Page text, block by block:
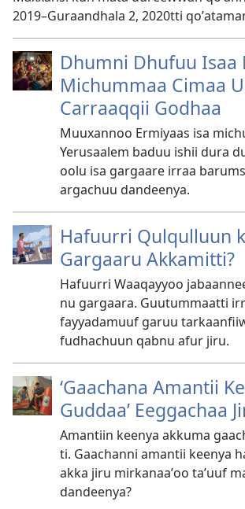
2019–Guraandhala 2, 2020tti
Dhumni Dhufuu Isaa
Michummaa Cimaa
Carraaqqii Godhaa
Muuxannoo Ermiyaas isa
Yerusaalem baduu ishii dura
oolu isa gargaare irraa
argachuu dandeenya.
Hafuurri Qulqulluun
Gargaaru Akkamitti?
Hafuurri Waaqayyoo
nu gargaara. Guutummaatti
fayyadamuuf garuu
fudhachuun qabnu afur jiru.
‘Gaachana Amantii
Guddaa’ Eeggachaa
Amantiin keenya akkuma
ti. Gaachanni amantii keenya
akka jiru mirkanaaʼoo taʼuuf
dandeenya?